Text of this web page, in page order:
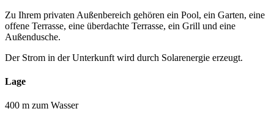
Zu Ihrem privaten Außenbereich gehören ein Pool, ein Garten, eine
offene Terrasse, eine überdachte Terrasse, ein Grill und eine
Außendusche.
Der Strom in der Unterkunft wird durch Solarenergie erzeugt.
Lage
400 m zum Wasser